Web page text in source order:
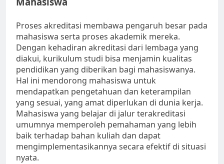
Proses akreditasi membawa pengaruh besar pada
mahasiswa serta proses akademik mereka.
Dengan kehadiran akreditasi dari lembaga yang
diakui, kurikulum studi bisa menjamin kualitas
pendidikan yang diberikan bagi mahasiswanya.
Hal ini mendorong mahasiswa untuk
mendapatkan pengetahuan dan keterampilan
yang sesuai, yang amat diperlukan di dunia kerja.
Mahasiswa yang belajar di jalur terakreditasi
umumnya memperoleh pemahaman yang lebih
baik terhadap bahan kuliah dan dapat
mengimplementasikannya secara efektif di situasi
nyata.